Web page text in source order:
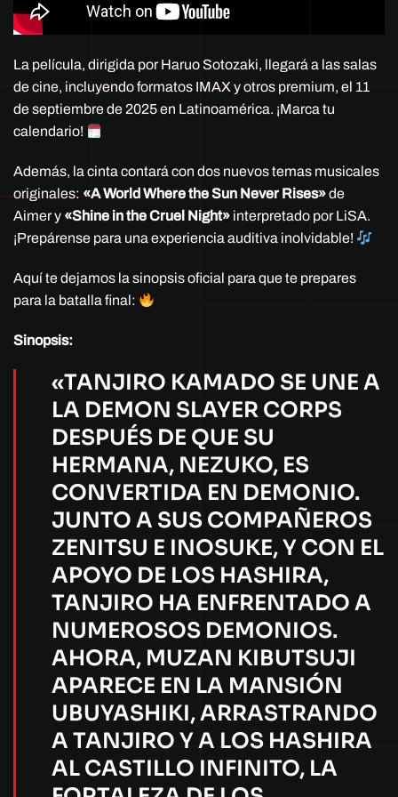
La película, dirigida por Haruo Sotozaki, llegará a las salas
de cine, incluyendo formatos IMAX y otros premium, el 11
de septiembre de 2025 en Latinoamérica. ¡Marca tu
calendario!
Además, la cinta contará con dos nuevos temas musicales
originales:«A World Where the Sun Never Rises»de
Aimer y «Shine in the Cruel Night» interpretado por LiSA.
¡Prepárense para una experiencia auditiva inolvidable!
Aquí te dejamos la sinopsis oficial para que te prepares
para la batalla final:
Sinopsis:
«TANJIRO KAMADO SE UNE A
LA DEMON SLAYER CORPS
DESPUÉS DE QUE SU
HERMANA, NEZUKO, ES
CONVERTIDA EN DEMONIO.
JUNTO A SUS COMPAÑEROS
ZENITSU E INOSUKE, Y CON EL
APOYO DE LOS HASHIRA,
TANJIRO HA ENFRENTADO A
NUMEROSOS DEMONIOS.
AHORA, MUZAN KIBUTSUJI
APARECE EN LA MANSIÓN
UBUYASHIKI, ARRASTRANDO
A TANJIRO Y A LOS HASHIRA
AL CASTILLO INFINITO, LA